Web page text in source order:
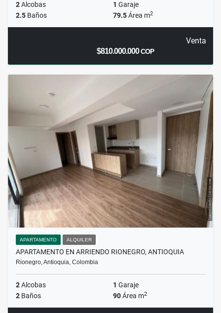
2Alcobas 1 Garaje
2.5 Baños 79.5Área m2
Venta
$810.000.000COP
APARTAMENTO ALQUILER
APARTAMENTO EN ARRIENDO RIONEGRO, ANTIOQUIA
Rionegro, Antioquia, Colombia
2Alcobas 1 Garaje
2 Baños 90Área m2